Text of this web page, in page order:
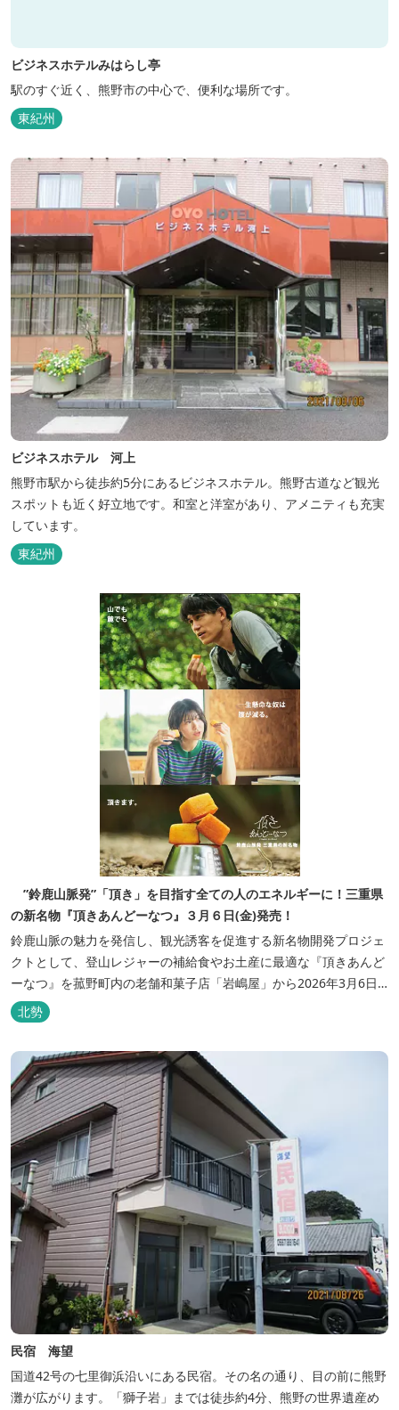
ビジネスホテルみはらし亭
駅のすぐ近く、熊野市の中心で、便利な場所です。
東紀州
ビジネスホテル 河上
熊野市駅から徒歩約5分にあるビジネスホテル。熊野古道など観光
スポットも近く好立地です。和室と洋室があり、アメニティも充実
しています。
東紀州
”鈴鹿山脈発”「頂き」を目指す全ての人のエネルギーに！三重県
の新名物『頂きあんどーなつ』３月６日(金)発売！
鈴鹿山脈の魅力を発信し、観光誘客を促進する新名物開発プロジェ
クトとして、登山レジャーの補給食やお土産に最適な『頂きあんど
ーなつ』を菰野町内の老舗和菓子店「岩嶋屋」から2026年3月6日
（金）より販売を開始いたしました。 ■商品コンセプト：自分だけ
の「頂き」を目指す人を応援 「山に登る目的が人それぞれであるよ
目指す人も、頑...
北勢
民宿 海望
国道42号の七里御浜沿いにある民宿。その名の通り、目の前に熊野
灘が広がります。「獅子岩」までは徒歩約4分、熊野の世界遺産め